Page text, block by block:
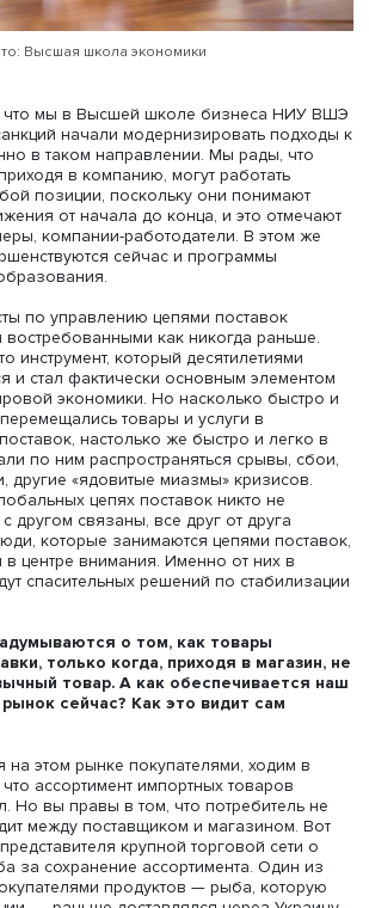
В рамках исследования был
рода компетенций не хватает
поставок. Ответы удивили и
создаем схему поставок, знаем, что
а потом что-то сломается, и
Но при всем этом, отвечая на
многие указали на нехватку
видения цепей поставок «от начала до
понимания процессов
цепях поставок
с ближайшими партнерами, все
создания цепи поставок и
необходимо понимание всего, что
и ниже по течению», активное
широким кругом партнеров,
во всей цепи поставок.
Высшая школа экономики